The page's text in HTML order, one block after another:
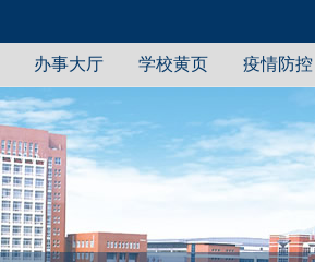
办事大厅 学校黄页 疫情防控